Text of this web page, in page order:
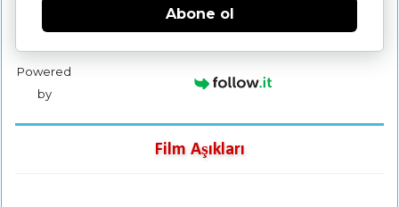
Abone ol
Powered
by
Film Aşıkları